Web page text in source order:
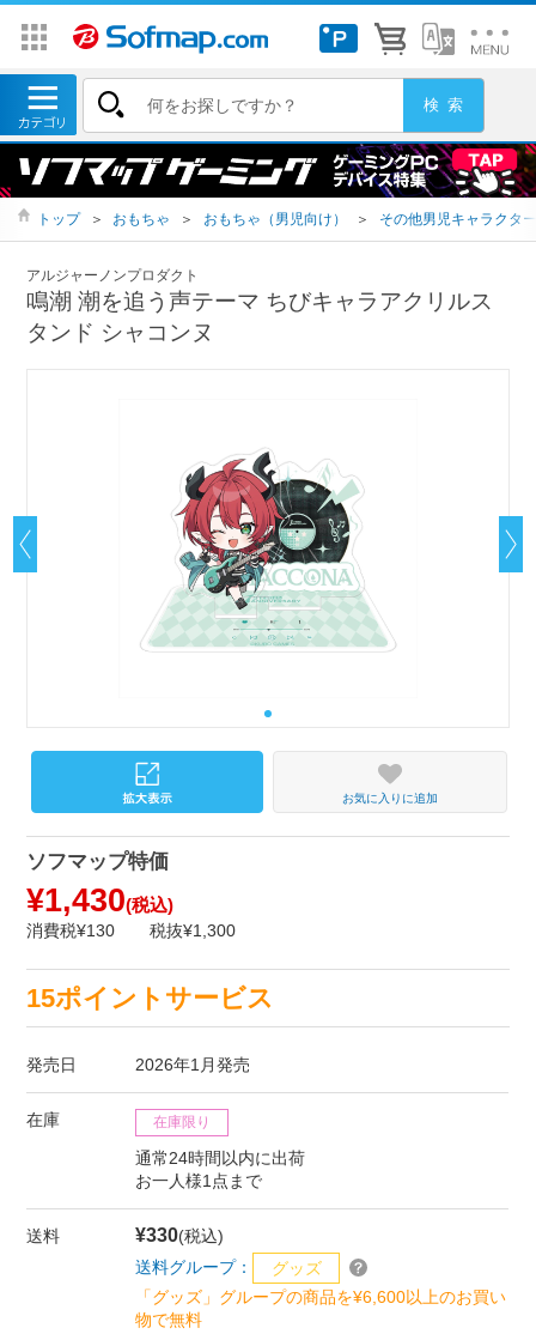
トップ ＞ おもちゃ ＞ おもちゃ（男児向け） ＞ その他男児キャラクター
アルジャーノンプロダクト
鳴潮 潮を追う声テーマ ちびキャラアクリルス
タンド シャコンヌ
お気に入りに追加
ソフマップ特価
¥1,430(税込)
消費税¥130 税抜¥1,300
15ポイントサービス
発売日 2026年1月発売
在庫 在庫限り
通常24時間以内に出荷
お一人様1点まで
送料 ¥330(税込)
送料グループ：
グッズ
「グッズ」グループの商品を¥6,600以上のお買い
物で無料